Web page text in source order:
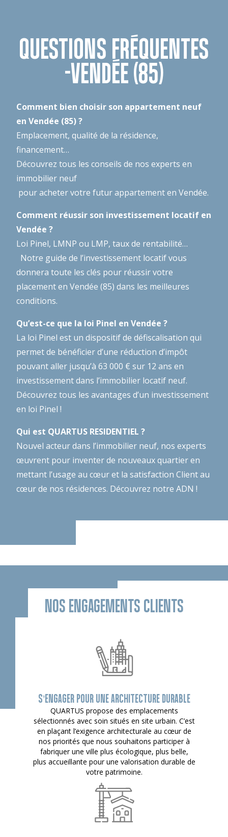
QUESTIONS FRÉQUENTES
-VENDÉE (85)
Comment bien choisir son appartement neuf
en Vendée (85) ?
Emplacement, qualité de la résidence,
financement…
Découvrez tous les conseils de nos experts en
immobilier neuf
pour acheter votre futur appartement en Vendée.
Comment réussir son investissement locatif en
Vendée ?
Loi Pinel, LMNP ou LMP, taux de rentabilité…
Notre guide de l’investissement locatifvous
donnera toute les clés pour réussir votre
placement en Vendée (85) dans les meilleures
conditions.
Qu’est-ce que la loi Pinel en Vendée ?
La loi Pinel est un dispositif de défiscalisation qui
permet de bénéficier d’une réduction d’impôt
pouvant aller jusqu’à 63 000 € sur 12 ans en
investissement dans l’immobilier locatif neuf.
Découvrez tous les avantages d’un investissement
en loi Pinel !
Qui est QUARTUS RESIDENTIEL ?
Nouvel acteur dans l’immobilier neuf, nos experts
œuvrent pour inventer de nouveaux quartier en
mettant l’usage au cœur et la satisfaction Client au
cœur de nos résidences. Découvrez notre ADN !
NOS ENGAGEMENTS CLIENTS
S’ENGAGER POUR UNE ARCHITECTURE DURABLE
QUARTUS propose des emplacements
sélectionnés avec soin situés en site urbain. C’est
en plaçant l’exigence architecturale au cœur de
nos priorités que nous souhaitons participer à
fabriquer une ville plus écologique, plus belle,
plus accueillante pour une valorisation durable de
votre patrimoine.